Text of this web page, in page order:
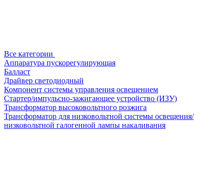
Все категории
Аппаратура пускорегулирующая
Балласт
Драйвер светодиодный
Компонент системы управления освещением
Стартер/импульсно-зажигающее устройство (ИЗУ)
Трансформатор высоковольтного розжига
Трансформатор для низковольтной системы освещения/
низковольтной галогенной лампы накаливания